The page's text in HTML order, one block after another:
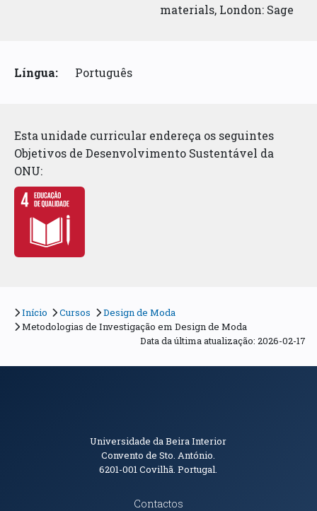
materials, London: Sage
Língua: Português
Esta unidade curricular endereça os seguintes
Objetivos de Desenvolvimento Sustentável da
ONU:
Início Cursos
Design de Moda
Metodologias de Investigação em Design de Moda
Data da última atualização: 2026-02-17
Informações de Contacto
Universidade da Beira Interior
Convento de Sto. António.
6201-001Covilhã. Portugal.
Contactos